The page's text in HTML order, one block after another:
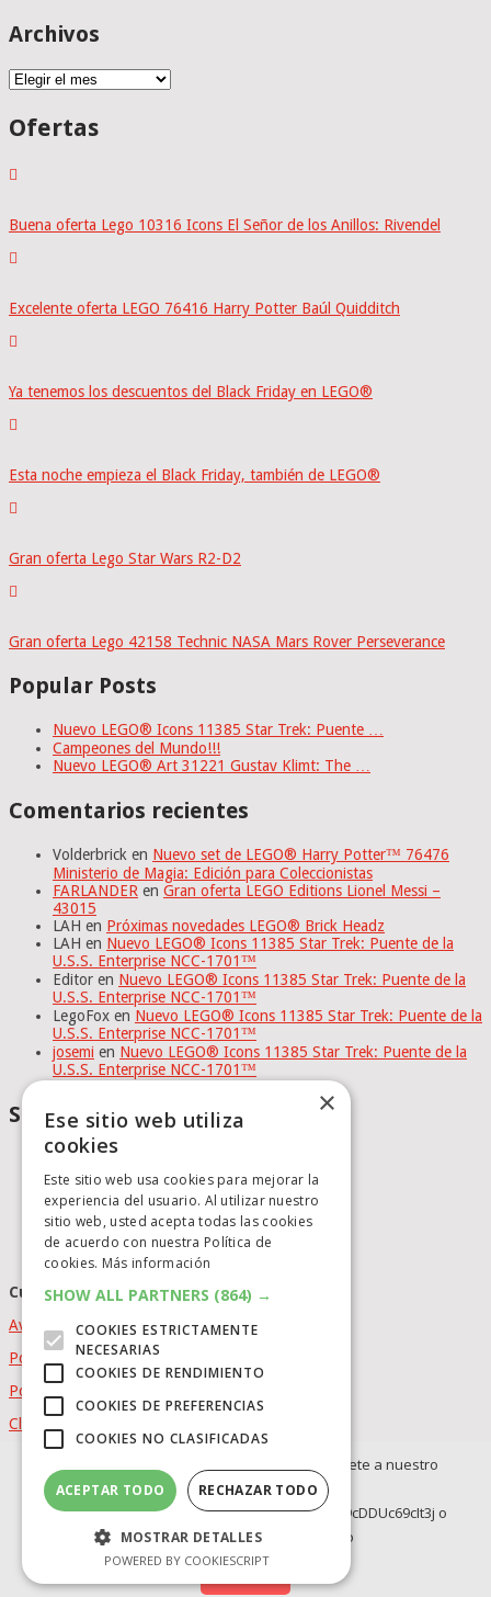
Archivos
Archivos
Ofertas
Buena oferta Lego 10316 Icons El Señor de los Anillos: Rivendel
Excelente oferta LEGO 76416 Harry Potter Baúl Quidditch
Ya tenemos los descuentos del Black Friday en LEGO®
Esta noche empieza el Black Friday, también de LEGO®
Gran oferta Lego Star Wars R2-D2
Gran oferta Lego 42158 Technic NASA Mars Rover Perseverance
Popular Posts
Nuevo LEGO® Icons 11385 Star Trek: Puente …
Campeones del Mundo!!!
Nuevo LEGO® Art 31221 Gustav Klimt: The …
Comentarios recientes
Volderbrick en Nuevo set de LEGO® Harry Potter™ 76476
Ministerio de Magia: Edición para Coleccionistas
FARLANDER en Gran oferta LEGO Editions Lionel Messi –
43015
LAH en Próximas novedades LEGO® Brick Headz
LAH en Nuevo LEGO® Icons 11385 Star Trek: Puente de la
U.S.S. Enterprise NCC-1701™
Editor en Nuevo LEGO® Icons 11385 Star Trek: Puente de la
U.S.S. Enterprise NCC-1701™
LegoFox en Nuevo LEGO® Icons 11385 Star Trek: Puente de la
U.S.S. Enterprise NCC-1701™
josemi en Nuevo LEGO® Icons 11385 Star Trek: Puente de la
U.S.S. Enterprise NCC-1701™
Social Media
Cumplimiento Normativo
Aviso Legal
Política de Privacidad
Política de Cookies
Clausula de afiliación
BLOG
INVERSION
OFERTAS INTERNACIONLES
OFERTAS LEGO
Si no quieres perderte ninguna novedad, únete a nuestro
WhatsApp:
https://whatsapp.com/channel/0029Va8BRdy9cDDUc69cIt3j o
Telegram: https://t.me/elcatalejo
×
Ese sitio web utiliza
cookies
Este sitio web usa cookies para mejorar la
experiencia del usuario. Al utilizar nuestro
sitio web, usted acepta todas las cookies
de acuerdo con nuestra Política de
cookies. Más información
SHOW ALL PARTNERS (864) →
COOKIES ESTRICTAMENTE
NECESARIAS
COOKIES DE RENDIMIENTO
COOKIES DE PREFERENCIAS
COOKIES NO CLASIFICADAS
ACEPTAR TODO RECHAZAR TODO
MOSTRAR DETALLES
POWERED BY COOKIESCRIPT